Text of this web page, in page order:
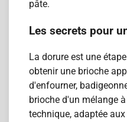
pâte.
Les secrets pour
La dorure est une
obtenir une brioche
d'enfourner,
brioche d'un mélange
technique, adaptée